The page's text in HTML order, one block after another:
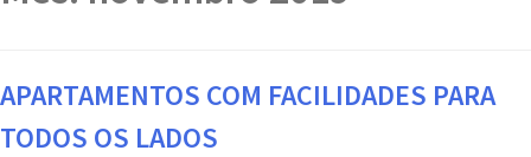
APARTAMENTOS COM FACILIDADES PARA
TODOS OS LADOS